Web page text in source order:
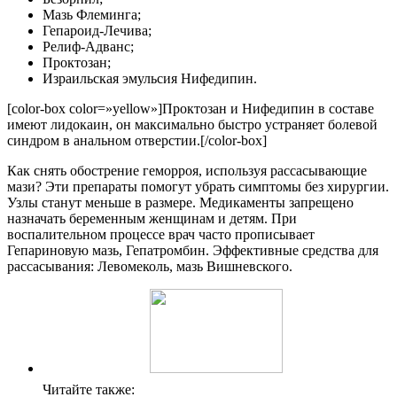
Мазь Флеминга;
Гепароид-Лечива;
Релиф-Адванс;
Проктозан;
Израильская эмульсия Нифедипин.
[color-box color=»yellow»]Проктозан и Нифедипин в составе
имеют лидокаин, он максимально быстро устраняет болевой
синдром в анальном отверстии.[/color-box]
Как снять обострение геморроя, используя рассасывающие
мази? Эти препараты помогут убрать симптомы без хирургии.
Узлы станут меньше в размере. Медикаменты запрещено
назначать беременным женщинам и детям. При
воспалительном процессе врач часто прописывает
Гепариновую мазь, Гепатромбин. Эффективные средства для
рассасывания: Левомеколь, мазь Вишневского.
Читайте также: